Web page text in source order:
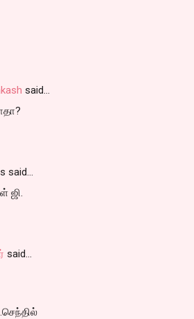
said…
said…
ஜி.
said…